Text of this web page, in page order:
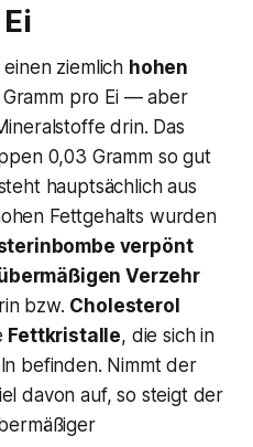
einen ziemlich hohen
pro Ei — aber
drin. Das
0,03 Gramm so gut
hauptsächlich aus
Fettgehalts wurden
verpönt
Verzehr
bzw. Cholesterol
Fettkristalle, die sich in
befinden. Nimmt der
davon auf, so steigt der